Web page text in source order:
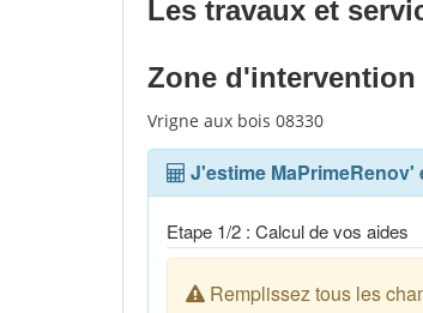
Les travaux et
Zone d'intervention
Vrigne aux bois 08330